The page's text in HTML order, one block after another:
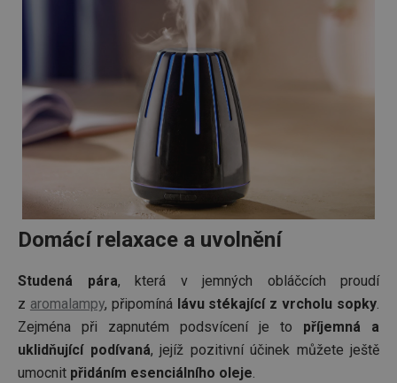
Domácí relaxace a uvolnění
Studená pára, která v jemných obláčcích proudí
z aromalampy, připomíná lávu stékající z vrcholu sopky.
Zejména při zapnutém podsvícení je to příjemná a
uklidňující podívaná, jejíž pozitivní účinek můžete ještě
umocnit přidáním esenciálního oleje.